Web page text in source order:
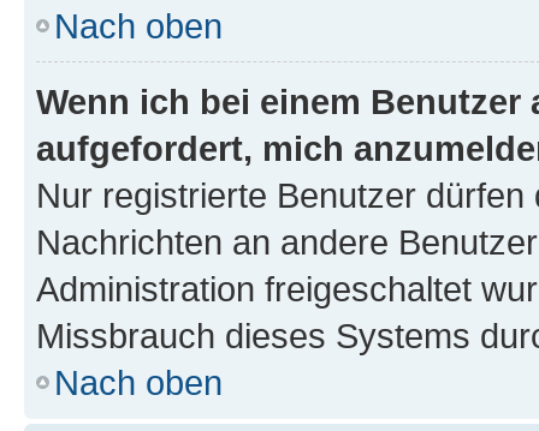
Nach oben
Wenn ich bei einem
aufgefordert, mich
Nur registrierte Benutzer
Nachrichten an andere
Administration freigeschaltet
Missbrauch dieses Systems
Nach oben